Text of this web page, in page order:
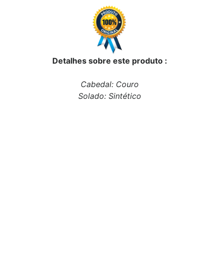
Detalhes sobre este produto :
Cabedal: Couro
Solado: Sintético